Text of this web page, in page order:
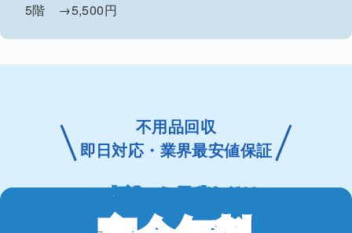
5階 →5,500円
不用品回収
即日対応・業界最安値保証
ご相談・お見積もりは